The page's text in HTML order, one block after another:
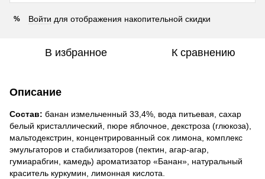
% Войти для отображения накопительной скидки
В избранное К сравнению
Описание
Состав: банан измельченный 33,4%, вода питьевая, сахар
белый кристаллический, пюре яблочное, декстроза (глюкоза),
мальтодекстрин, концентрированный сок лимона, комплекс
эмульгаторов и стабилизаторов (пектин, агар-агар,
гумиарабгин, камедь) ароматизатор «Банан», натуральный
краситель куркумин, лимонная кислота.